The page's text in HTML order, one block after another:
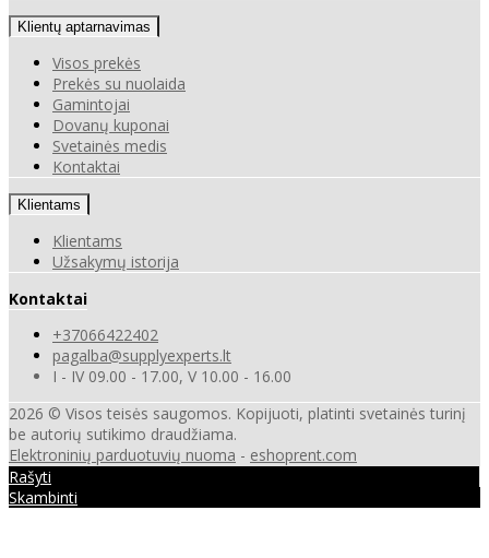
Klientų aptarnavimas
Visos prekės
Prekės su nuolaida
Gamintojai
Dovanų kuponai
Svetainės medis
Kontaktai
Klientams
Klientams
Užsakymų istorija
Kontaktai
+37066422402
pagalba@supplyexperts.lt
I - IV 09.00 - 17.00, V 10.00 - 16.00
2026 © Visos teisės saugomos. Kopijuoti, platinti svetainės turinį
be autorių sutikimo draudžiama.
Elektroninių parduotuvių nuoma - eshoprent.com
Rašyti
Skambinti